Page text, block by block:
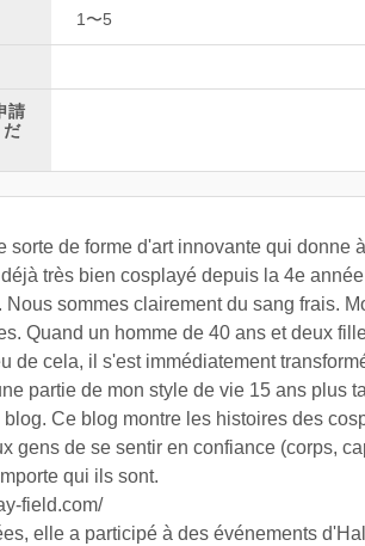
1〜5
請
だ
sorte de forme d'art innovante qui
très bien cosplayé depuis la 4e
sommes clairement du sang frais.
Quand un homme de 40 ans et deux
de cela, il s'est immédiatement
partie de mon style de vie 15 ans plus
Ce blog montre les histoires des
gens de se sentir en confiance (corps,
qui ils sont.
field.com/
elle a participé à des événements